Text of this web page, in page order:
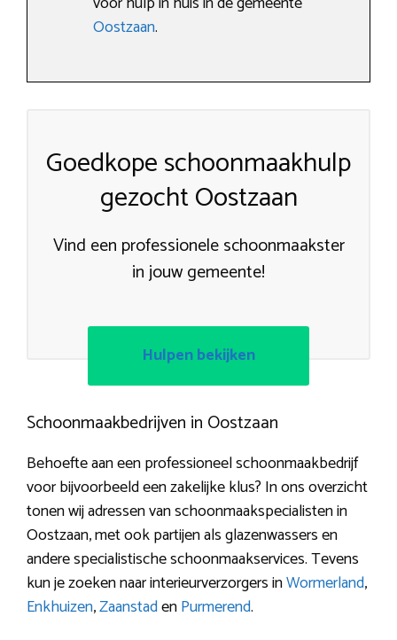
Oostzaan.
Goedkope schoonmaakhulp
gezocht Oostzaan
Vind een professionele schoonmaakster
in jouw gemeente!
Hulpen bekijken
Schoonmaakbedrijven in Oostzaan
Behoefte aan een professioneel schoonmaakbedrijf
voor bijvoorbeeld een zakelijke klus? In ons overzicht
tonen wij adressen van schoonmaakspecialisten in
Oostzaan, met ook partijen als glazenwassers en
andere specialistische schoonmaakservices. Tevens
kun je zoeken naar interieurverzorgers inWormerland,
Enkhuizen,ZaanstadenPurmerend.